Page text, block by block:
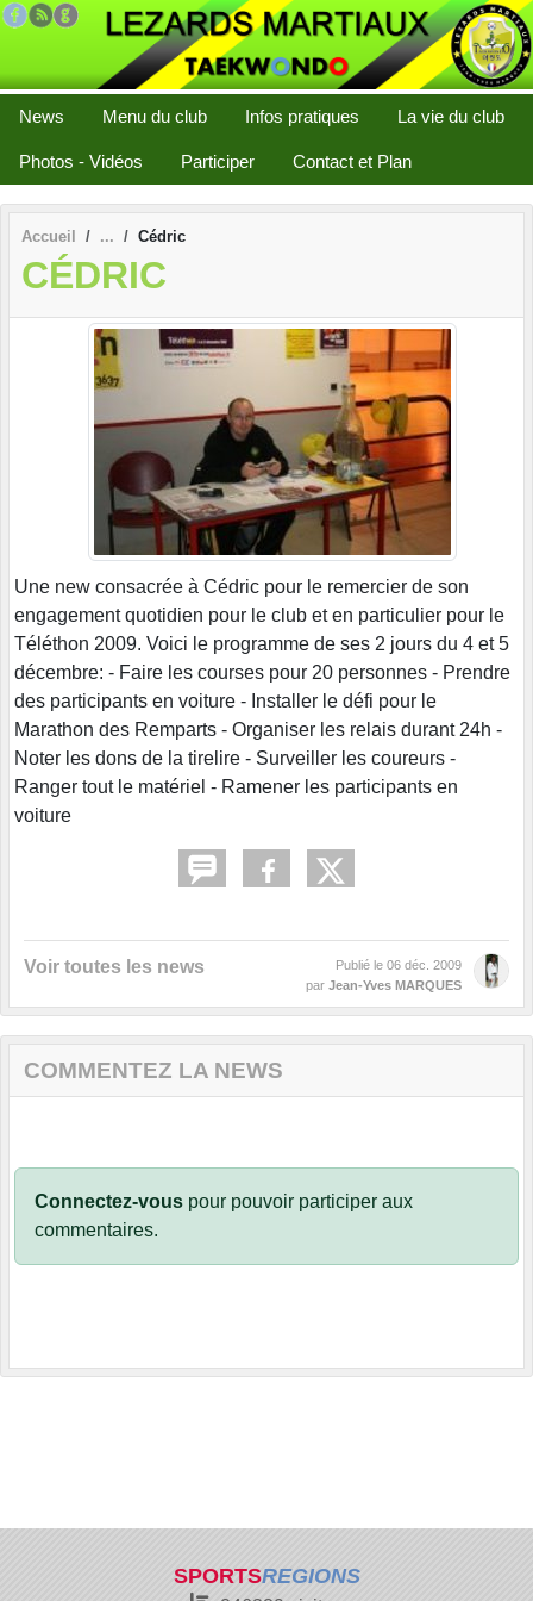
News Menu du club Infos pratiques La vie du club
Photos - Vidéos Participer Contact et Plan
Accueil Cédric
CÉDRIC
Une new consacrée à Cédric pour le remercier de son
engagement quotidien pour le club et en particulier pour le
Téléthon 2009. Voici le programme de ses 2 jours du 4 et 5
décembre: - Faire les courses pour 20 personnes - Prendre
des participants en voiture - Installer le défi pour le
Marathon des Remparts - Organiser les relais durant 24h -
Noter les dons de la tirelire - Surveiller les coureurs -
Ranger tout le matériel - Ramener les participants en
voiture
Voir toutes les news Publié le 06 déc. 2009
par Jean-Yves MARQUES
COMMENTEZ LA NEWS
Connectez-vous pour pouvoir participer aux
commentaires.
SPORTSREGIONS
Panneau de gestion des cookies